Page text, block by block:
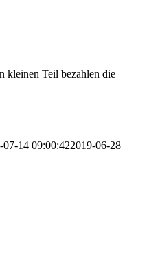
kleinen Teil bezahlen die
07-14 09:00:422019-06-28